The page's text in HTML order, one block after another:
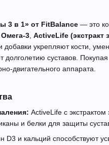
3 в 1» от FitBalance — это
Омега-3 ActiveLife (экстракт
добавки укрепляют кости,
долголетию суставов.
двигательного аппарата.
ActiveLife с
и белки для защиты
D3 и кальций способствуют